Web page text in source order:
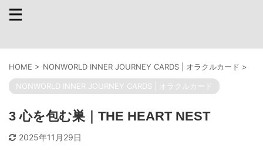
HOME > NONWORLD INNER JOURNEY CARDS | オラクルカード >
NONWORLD INNER JOURNEY CARDS | オラクルカード
3 心を包む巣｜THE HEART NEST
2025年11月29日